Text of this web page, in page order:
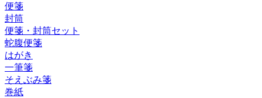
便箋
封筒
便箋・封筒セット
蛇腹便箋
はがき
一筆箋
そえぶみ箋
巻紙